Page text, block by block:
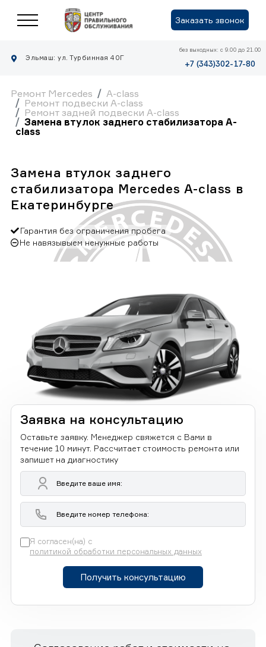
Заказать звонок
Эльмаш: ул. Турбинная 40Г
без выходных: с 9.00 до 21.00
+7 (343)302-17-80
Ремонт Mercedes
A-class
Ремонт подвески A-class
Ремонт задней подвески A-class
Замена втулок заднего стабилизатора A-
class
Замена втулок заднего
стабилизатора Mercedes A-class в
Екатеринбурге
Гарантия без ограничения пробега
Не навязывыем ненужные работы
Заявка на консультацию
Оставьте заявку. Менеджер свяжется с Вами в
течение 10 минут. Рассчитает стоимость ремонта или
запишет на диагностику
Я согласен(на) с
политикой обработки персональных данных
Получить консультацию